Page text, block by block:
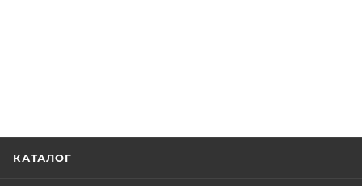
КАТАЛОГ